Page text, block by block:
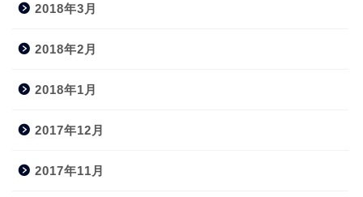
2018年3月
2018年2月
2018年1月
2017年12月
2017年11月